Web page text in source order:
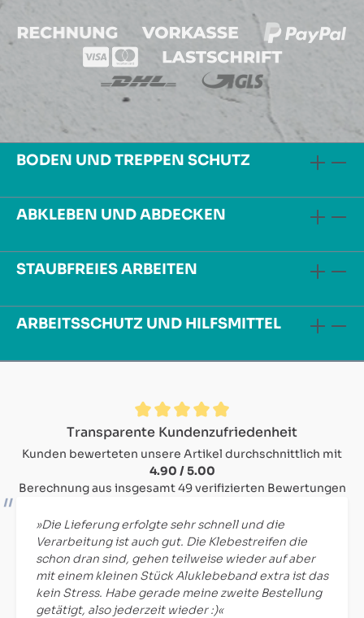
BODEN UND TREPPEN SCHUTZ
ABKLEBEN UND ABDECKEN
STAUBFREIES ARBEITEN
ARBEITSSCHUTZ UND HILFSMITTEL
Durchschnittliche Bewertung von 4.9 von 5 Sternen
Transparente Kundenzufriedenheit
Kunden bewerteten unsere Artikel durchschnittlich mit
4.90 / 5.00
Berechnung aus insgesamt 49 verifizierten Bewertungen
»Die Lieferung erfolgte sehr schnell und die
Verarbeitung ist auch gut. Die Klebestreifen die
schon dran sind, gehen teilweise wieder auf aber
mit einem kleinen Stück Aluklebeband extra ist das
kein Stress. Habe gerade meine zweite Bestellung
getätigt, also jederzeit wieder :)«